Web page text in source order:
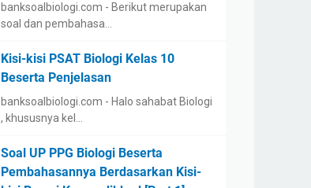
banksoalbiologi.com - Berikut merupakan
soal dan pembahasa…
Kisi-kisi PSAT Biologi Kelas 10
Beserta Penjelasan
banksoalbiologi.com - Halo sahabat Biologi
, khususnya kel…
Soal UP PPG Biologi Beserta
Pembahasannya Berdasarkan Kisi-